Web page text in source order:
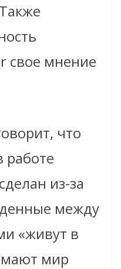
свое мнение
что
работе
из-за
между
«живут в
мир